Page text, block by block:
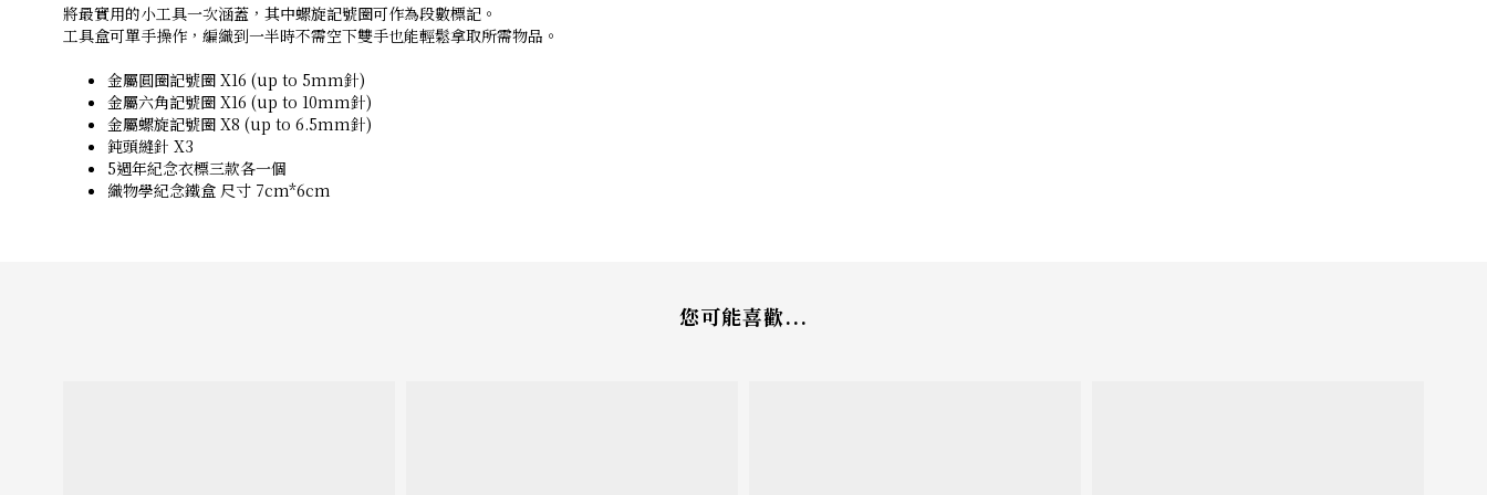
將最實用的小工具一次涵蓋，其中螺旋記號圈可作為段數標記。
工具盒可單手操作，編織到一半時不需空下雙手也能輕鬆拿取所需物品。
金屬圓圈記號圈 X16 (up to 5mm針)
金屬六角記號圈 X16 (up to 10mm針)
金屬螺旋記號圈 X8 (up to 6.5mm針)
鈍頭縫針 X3
5週年紀念衣標三款各一個
織物學紀念鐵盒 尺寸 7cm*6cm
您可能喜歡...